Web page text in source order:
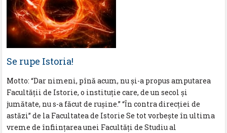
Se rupe Istoria!
Motto: “Dar nimeni, pînă acum, nu şi-a propus amputarea
Facultăţii de Istorie, o instituţie care, de un secol şi
jumătate, nu s-a făcut de ruşine.” “Ȋn contra direcţiei de
astăzi” de la Facultatea de Istorie Se tot vorbește în ultima
vreme de înfiinţarea unei Facultăţi de Studiu al